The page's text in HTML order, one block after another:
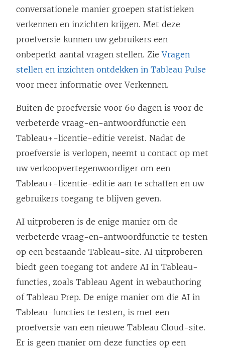
conversationele manier groepen statistieken
verkennen en inzichten krijgen. Met deze
proefversie kunnen uw gebruikers een
onbeperkt aantal vragen stellen. ZieVragen
stellen en inzichten ontdekken in Tableau Pulse
voor meer informatie over Verkennen.
Buiten de proefversie voor 60 dagen is voor de
verbeterde vraag-en-antwoordfunctie een
Tableau+-licentie-editie vereist. Nadat de
proefversie is verlopen, neemt u contact op met
uw verkoopvertegenwoordiger om een
Tableau+-licentie-editie aan te schaffen en uw
gebruikers toegang te blijven geven.
AI uitproberen is de enige manier om de
verbeterde vraag-en-antwoordfunctie te testen
op een bestaande Tableau-site. AI uitproberen
biedt geen toegang tot andere AI in Tableau-
functies, zoals Tableau Agent in webauthoring
of Tableau Prep. De enige manier om die AI in
Tableau-functies te testen, is met een
proefversie van een nieuwe Tableau Cloud-site.
Er is geen manier om deze functies op een